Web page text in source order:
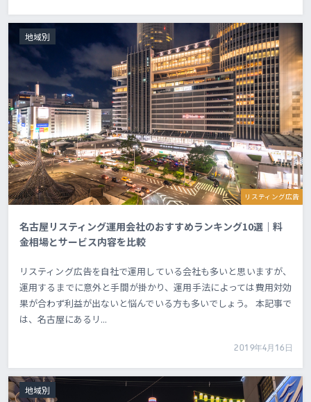
リスティング広告
地域別
名古屋リスティング運用会社のおすすめランキング10選｜料
金相場とサービス内容を比較
リスティング広告を自社で運用している会社も多いと思いますが、
運用するまでに意外と手間が掛かり、運用手法によっては費用対効
果が合わず利益が出ないと悩んでいる方も多いでしょう。 本記事で
は、名古屋にあるリ...
2019年4月16日
地域別